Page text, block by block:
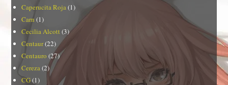
Caperucita Roja(1)
Carn (1)
Cecilia Alcott (3)
Centaur(22)
Centauro (27)
Cereza(2)
CG(1)